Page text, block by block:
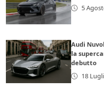
5
Audi
la
debutto
18